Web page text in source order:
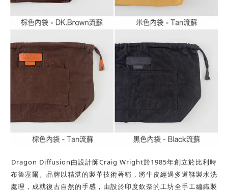
Dragon Diffusion由設計師Craig Wright於1985年創立於比利時
布魯塞爾。 品牌以精湛的製革技術著稱，將牛皮經過多道鞣製水洗
處理，成就復古自然的手感，由設於印度欽奈的工坊全手工編織製